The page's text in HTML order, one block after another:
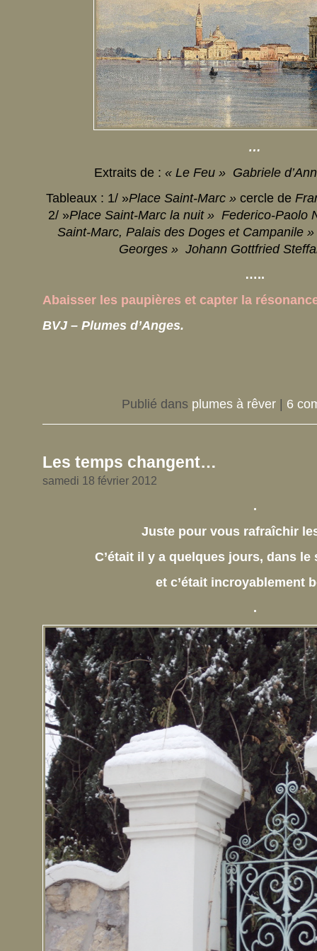
…
Extraits de : « Le Feu » Gabriele
Tableaux : 1/ »Place Saint-Marc » cercle de
2/ »Place Saint-Marc la nuit » Federico-Paolo
Saint-Marc, Palais des Doges et Campanile »
Georges » Johann Gottfried
…..
Abaisser les paupières et capter la
BVJ – Plumes d’Anges.
Publié dans plumes à rêver 6
Les temps changent…
samedi 18 février 2012
.
Juste pour vous rafraîchir
C’était il y a quelques jours, dans le
et c’était incroyablement
.